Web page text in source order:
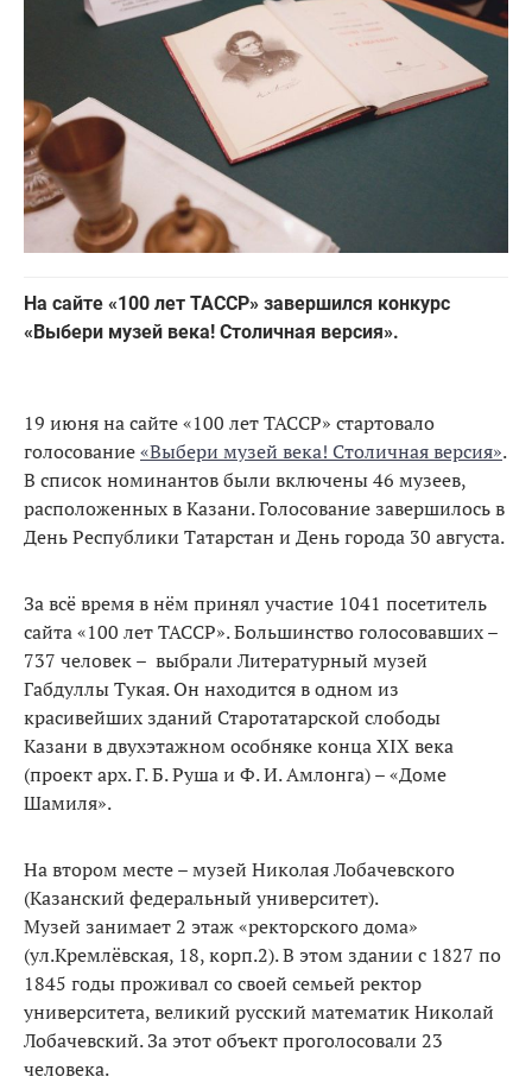
На сайте «100 лет ТАССР» завершился конкурс
«Выбери музей века! Столичная версия».
19 июня на сайте «100 лет ТАССР» стартовало
голосование«Выбери музей века! Столичная версия».
В список номинантов были включены 46 музеев,
расположенных в Казани. Голосование завершилось в
День Республики Татарстан и День города 30 августа.
За всё время в нём принял участие 1041 посетитель
сайта «100 лет ТАССР». Большинство голосовавших –
737 человек – выбрали Литературный музей
Габдуллы Тукая. Он находится в одном из
красивейших зданий Старотатарской слободы
Казани в двухэтажном особняке конца XIX века
(проект арх. Г. Б. Руша и Ф. И. Амлонга) – «Доме
Шамиля».
На втором месте – музей Николая Лобачевского
(Казанский федеральный университет).
Музей занимает 2 этаж «ректорского дома»
(ул.Кремлёвская, 18, корп.2). В этом здании с 1827 по
1845 годы проживал со своей семьей ректор
университета, великий русский математик Николай
Лобачевский. За этот объект проголосовали 23
человека.